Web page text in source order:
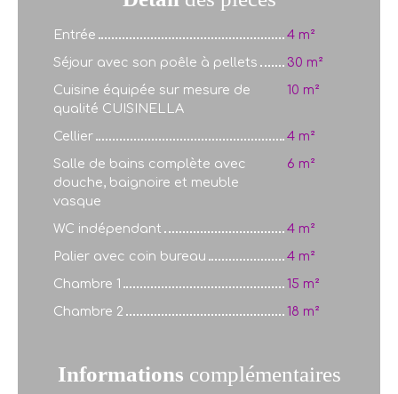
Entrée
4 m²
Séjour avec son poêle à pellets
30 m²
Cuisine équipée sur mesure de
qualité CUISINELLA
10 m²
Cellier
4 m²
Salle de bains complète avec
douche, baignoire et meuble
vasque
6 m²
WC indépendant
4 m²
Palier avec coin bureau
4 m²
Chambre 1
15 m²
Chambre 2
18 m²
Informations complémentaires